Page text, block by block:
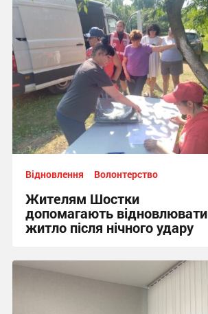
Відновлення Волонтерство
Жителям Шостки
допомагають відновлювати
житло після нічного удару
16:17, 5.08.2026